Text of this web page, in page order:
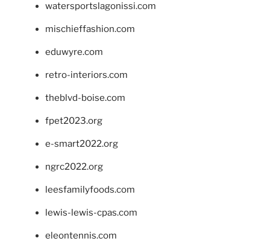
watersportslagonissi.com
mischieffashion.com
eduwyre.com
retro-interiors.com
theblvd-boise.com
fpet2023.org
e-smart2022.org
ngrc2022.org
leesfamilyfoods.com
lewis-lewis-cpas.com
eleontennis.com